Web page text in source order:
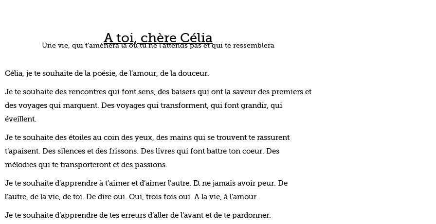
A toi, chère Célia
Une vie, qui t’amènera là où tu ne l’attends pas et qui te ressemblera
Célia, je te souhaite de la poésie, de l’amour, de la douceur.
Je te souhaite des rencontres qui font sens, des baisers qui ont la saveur des premiers et
des voyages qui marquent. Des voyages qui transforment, qui font grandir, qui
éveillent.
Je te souhaite des étoiles au coin des yeux, des mains qui se trouvent te rassurent
t’apaisent. Des silences et des frissons. Des livres qui font battre ton coeur. Des
mélodies qui te transporteront et des passions.
Je te souhaite d’apprendre à t’aimer et d’aimer l’autre. Et ne jamais avoir peur. De
l’autre, de la vie, de toi. De dire oui. Oui, trois fois oui. A la vie, à l’amour.
Je te souhaite d’apprendre de tes erreurs d’aller de l’avant et de te pardonner.